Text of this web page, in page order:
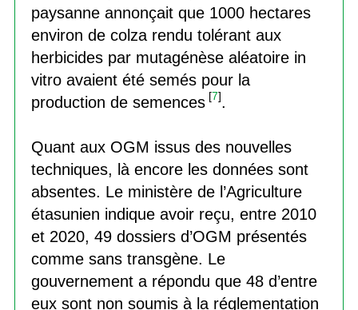
paysanne annonçait que 1000 hectares
environ de colza rendu tolérant aux
herbicides par mutagénèse aléatoire in
vitro avaient été semés pour la
production de semences [7].
Quant aux OGM issus des nouvelles
techniques, là encore les données sont
absentes. Le ministère de l’Agriculture
étasunien indique avoir reçu, entre 2010
et 2020, 49 dossiers d’OGM présentés
comme sans transgène. Le
gouvernement a répondu que 48 d’entre
eux sont non soumis à la réglementation